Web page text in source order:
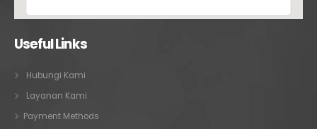
Useful Links
Hubungi Kami
Layanan Kami
Payment Methods